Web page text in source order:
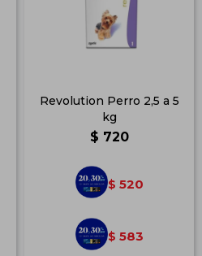
Revolution Perro 2,5 a 5
kg
$ 720
$ 520
$ 583